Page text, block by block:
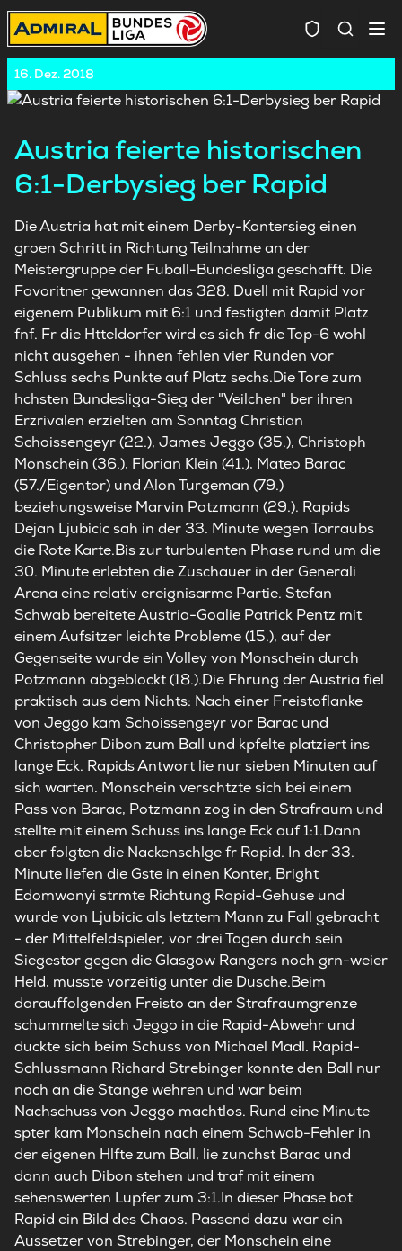
16. Dez. 2018
Austria feierte historischen
6:1-Derbysieg ber Rapid
Die Austria hat mit einem Derby-Kantersieg einen
groen Schritt in Richtung Teilnahme an der
Meistergruppe der Fuball-Bundesliga geschafft. Die
Favoritner gewannen das 328. Duell mit Rapid vor
eigenem Publikum mit 6:1 und festigten damit Platz
fnf. Fr die Htteldorfer wird es sich fr die Top-6 wohl
nicht ausgehen - ihnen fehlen vier Runden vor
Schluss sechs Punkte auf Platz sechs.Die Tore zum
hchsten Bundesliga-Sieg der "Veilchen" ber ihren
Erzrivalen erzielten am Sonntag Christian
Schoissengeyr (22.), James Jeggo (35.), Christoph
Monschein (36.), Florian Klein (41.), Mateo Barac
(57./Eigentor) und Alon Turgeman (79.)
beziehungsweise Marvin Potzmann (29.). Rapids
Dejan Ljubicic sah in der 33. Minute wegen Torraubs
die Rote Karte.Bis zur turbulenten Phase rund um die
30. Minute erlebten die Zuschauer in der Generali
Arena eine relativ ereignisarme Partie. Stefan
Schwab bereitete Austria-Goalie Patrick Pentz mit
einem Aufsitzer leichte Probleme (15.), auf der
Gegenseite wurde ein Volley von Monschein durch
Potzmann abgeblockt (18.).Die Fhrung der Austria fiel
praktisch aus dem Nichts: Nach einer Freistoflanke
von Jeggo kam Schoissengeyr vor Barac und
Christopher Dibon zum Ball und kpfelte platziert ins
lange Eck. Rapids Antwort lie nur sieben Minuten auf
sich warten. Monschein verschtzte sich bei einem
Pass von Barac, Potzmann zog in den Strafraum und
stellte mit einem Schuss ins lange Eck auf 1:1.Dann
aber folgten die Nackenschlge fr Rapid. In der 33.
Minute liefen die Gste in einen Konter, Bright
Edomwonyi strmte Richtung Rapid-Gehuse und
wurde von Ljubicic als letztem Mann zu Fall gebracht
- der Mittelfeldspieler, vor drei Tagen durch sein
Siegestor gegen die Glasgow Rangers noch grn-weier
Held, musste vorzeitig unter die Dusche.Beim
darauffolgenden Freisto an der Strafraumgrenze
schummelte sich Jeggo in die Rapid-Abwehr und
duckte sich beim Schuss von Michael Madl. Rapid-
Schlussmann Richard Strebinger konnte den Ball nur
noch an die Stange wehren und war beim
Nachschuss von Jeggo machtlos. Rund eine Minute
spter kam Monschein nach einem Schwab-Fehler in
der eigenen Hlfte zum Ball, lie zunchst Barac und
dann auch Dibon stehen und traf mit einem
sehenswerten Lupfer zum 3:1.In dieser Phase bot
Rapid ein Bild des Chaos. Passend dazu war ein
Aussetzer von Strebinger, der Monschein eine